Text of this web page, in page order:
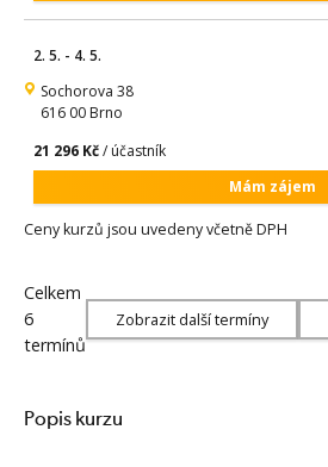
2. 5. - 4. 5.
Sochorova 38
616 00 Brno
21 296 Kč/ účastník
Mám zájem
Ceny kurzů jsou uvedeny včetně DPH
Celkem
6
termínů
Zobrazit další termíny
Popis kurzu